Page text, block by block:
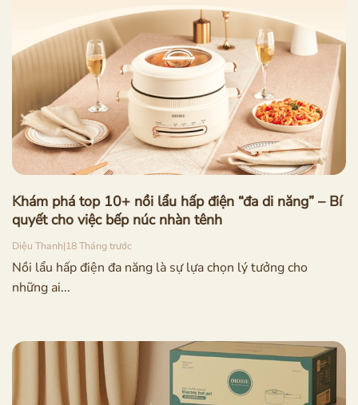
Khám phá top 10+ nồi lẩu hấp điện “đa di năng” – Bí
quyết cho việc bếp núc nhàn tênh
Diệu Thanh|18 Tháng trước
Nồi lẩu hấp điện đa năng là sự lựa chọn lý tưởng cho
những ai...